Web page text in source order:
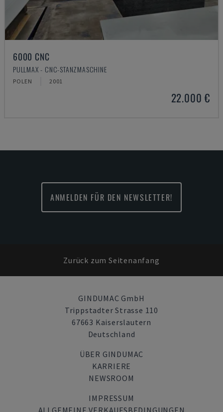
6000 CNC
PULLMAX - CNC-STANZMASCHINE
POLEN 2001
22.000 €
ANMELDEN FÜR DEN NEWSLETTER!
Zurück zum Seitenanfang
GINDUMAC GmbH
Trippstadter Strasse 110
67663 Kaiserslautern
Deutschland
ÜBER GINDUMAC
KARRIERE
NEWSROOM
IMPRESSUM
ALLGEMEINE VERKAUFSBEDINGUNGEN